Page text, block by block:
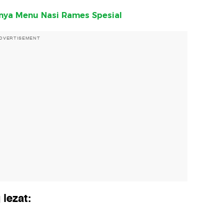
Menu Nasi Rames Spesial